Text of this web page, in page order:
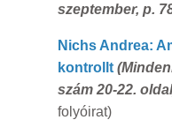
szeptember, p.
Nichs Andrea:
kontrollt
szám 20-22.
folyóirat)